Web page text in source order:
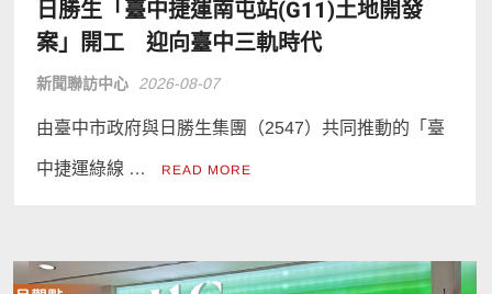
日勝生「臺中捷運南屯站(G11)土地開發
案」開工 迎向臺中三軌時代
新聞聯訪中心 2026-08-07
由臺中市政府與日勝生集團（2547）共同推動的「臺
中捷運綠線 … READ MORE